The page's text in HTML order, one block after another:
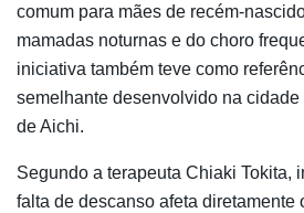
comum para mães de recém-
mamadas noturnas e do choro
iniciativa também teve como
semelhante desenvolvido na
de Aichi.
Segundo a terapeuta Chiaki Tokita,
falta de descanso afeta diretamente